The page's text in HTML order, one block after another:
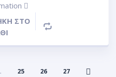
ΣΤΟ
25 26 27